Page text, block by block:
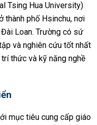
Tsing Hua University)
thành phố Hsinchu, nơi
Loan. Trường có sứ
và nghiên cứu tốt nhất
thức và kỹ năng nghề
mục tiêu cung cấp giáo